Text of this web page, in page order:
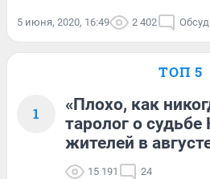
5 июня, 2020, 16:49 2 402
ТОП 5
1
«Плохо, как
таролог о судьбе
жителей в
15 191 24